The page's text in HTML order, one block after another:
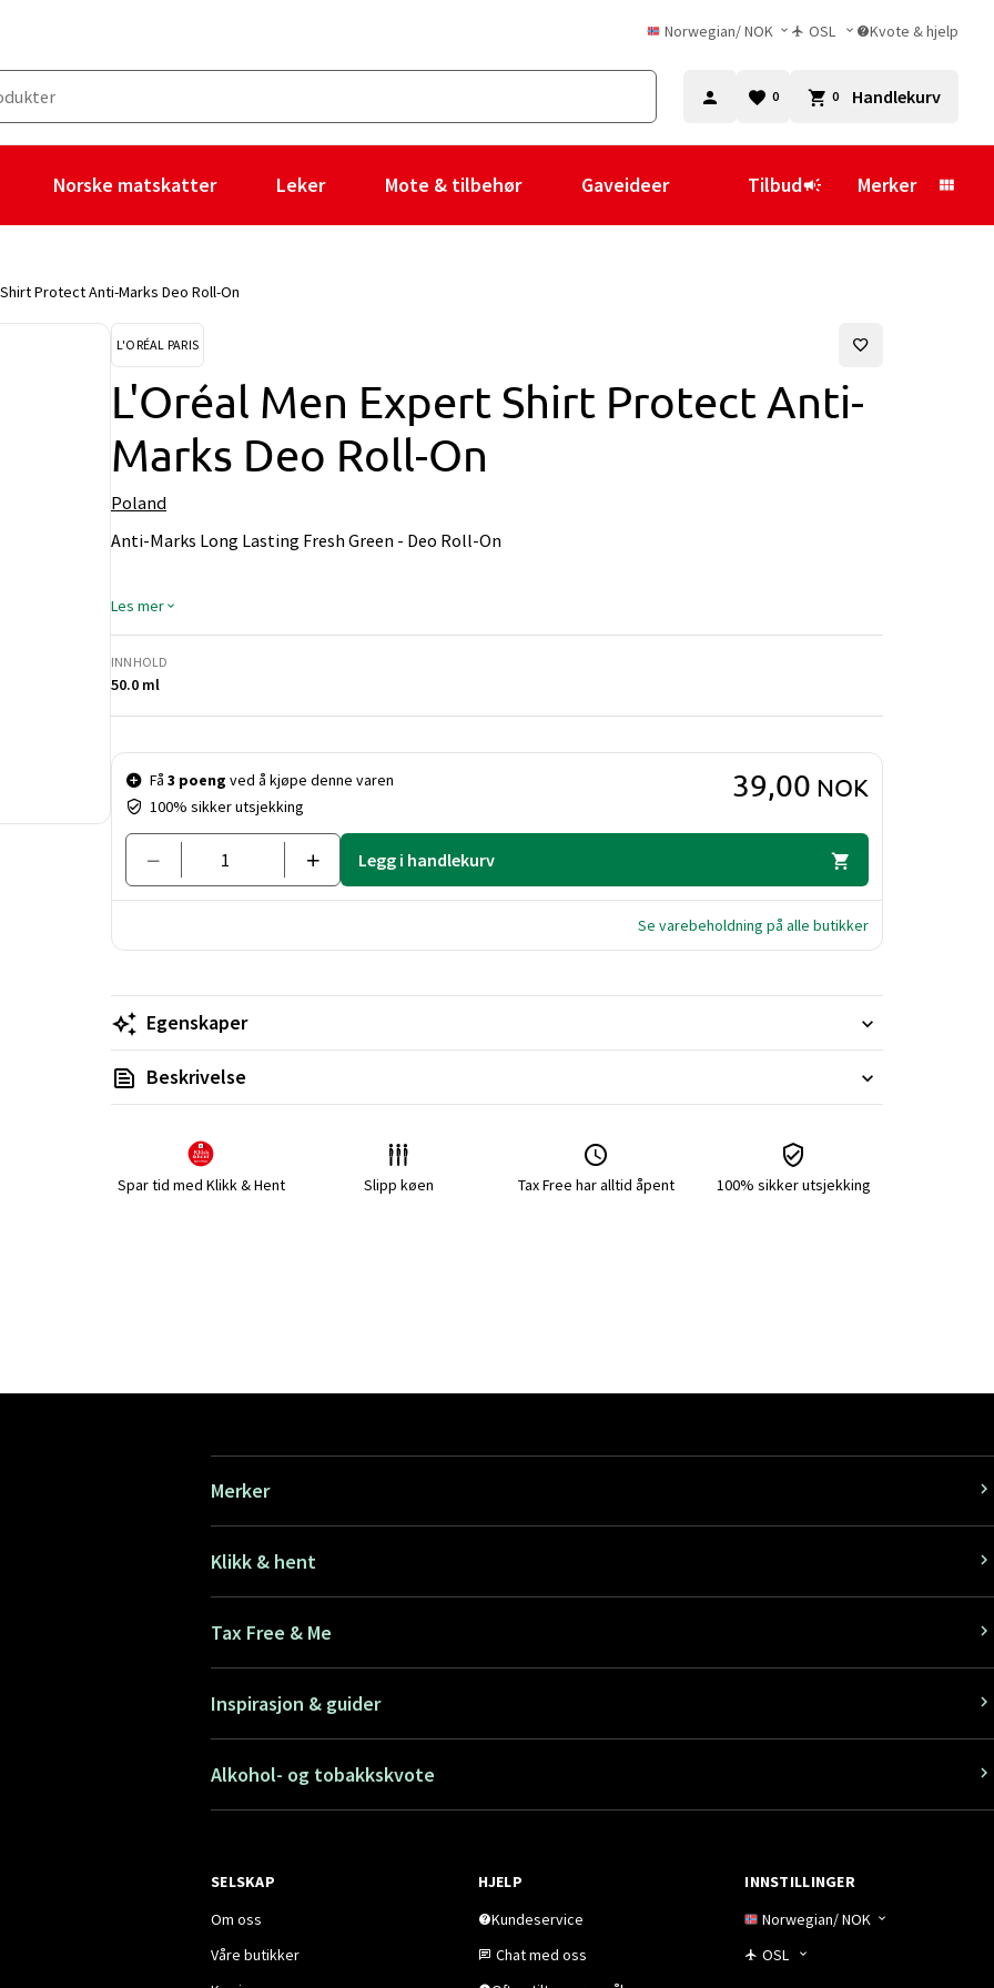
Norwegian/NOK OSL Kvote & hjelp
0 0 Handlekurv
Norske matskatter Leker Mote & tilbehør Gaveideer Tilbud Merker
Protect Anti-Marks Deo Roll-On
L'ORÉAL PARIS
L'Oréal Men Expert Shirt Protect Anti-
Marks Deo Roll-On
Poland
Anti-Marks Long Lasting Fresh Green - Deo Roll-On
Les mer
INNHOLD
50.0 ml
Pris og mengde
Få 3 poeng ved å kjøpe denne varen
100% sikker utsjekking
39,00 NOK
Legg i handlekurv
Se varebeholdning på alle butikker
Egenskaper
Beskrivelse
Spar tid med Klikk & Hent Slipp køen Tax Free har alltid åpent 100% sikker utsjekking
Merker
Klikk & hent
Tax Free & Me
Inspirasjon & guider
Alkohol- og tobakkskvote
SELSKAP
Om oss
Våre butikker
HJELP
Kundeservice
Chat med oss
INNSTILLINGER
Norwegian/NOK
OSL